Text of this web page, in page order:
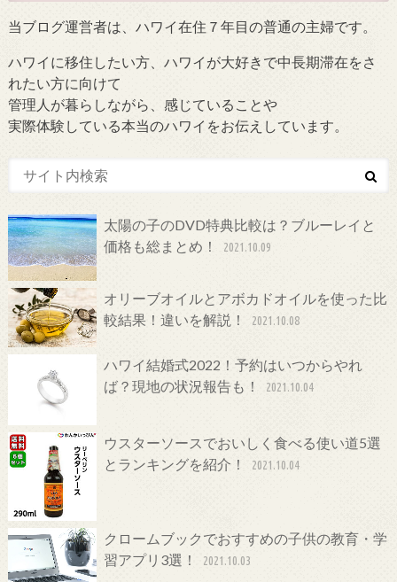
当ブログ運営者は、ハワイ在住７年目の普通の主婦です。
ハワイに移住したい方、ハワイが大好きで中長期滞在をさ
れたい方に向けて
管理人が暮らしながら、感じていることや
実際体験している本当のハワイをお伝えしています。
太陽の子のDVD特典比較は？ブルーレイと
価格も総まとめ！
2021.10.09
オリーブオイルとアボカドオイルを使った比
較結果！違いを解説！
2021.10.08
ハワイ結婚式2022！予約はいつからやれ
ば？現地の状況報告も！
2021.10.04
ウスターソースでおいしく食べる使い道5選
とランキングを紹介！
2021.10.04
クロームブックでおすすめの子供の教育・学
習アプリ3選！
2021.10.03